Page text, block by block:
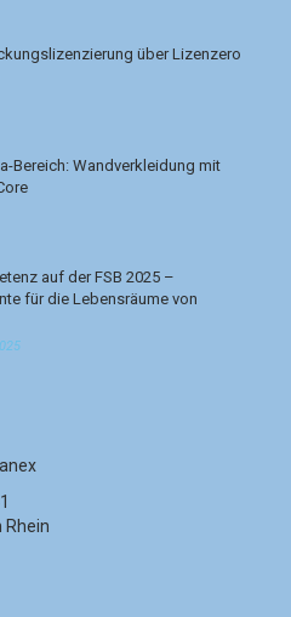
über Lizenzero
Bereich: Wandverkleidung mit
auf der FSB 2025 –
für die Lebensräume von